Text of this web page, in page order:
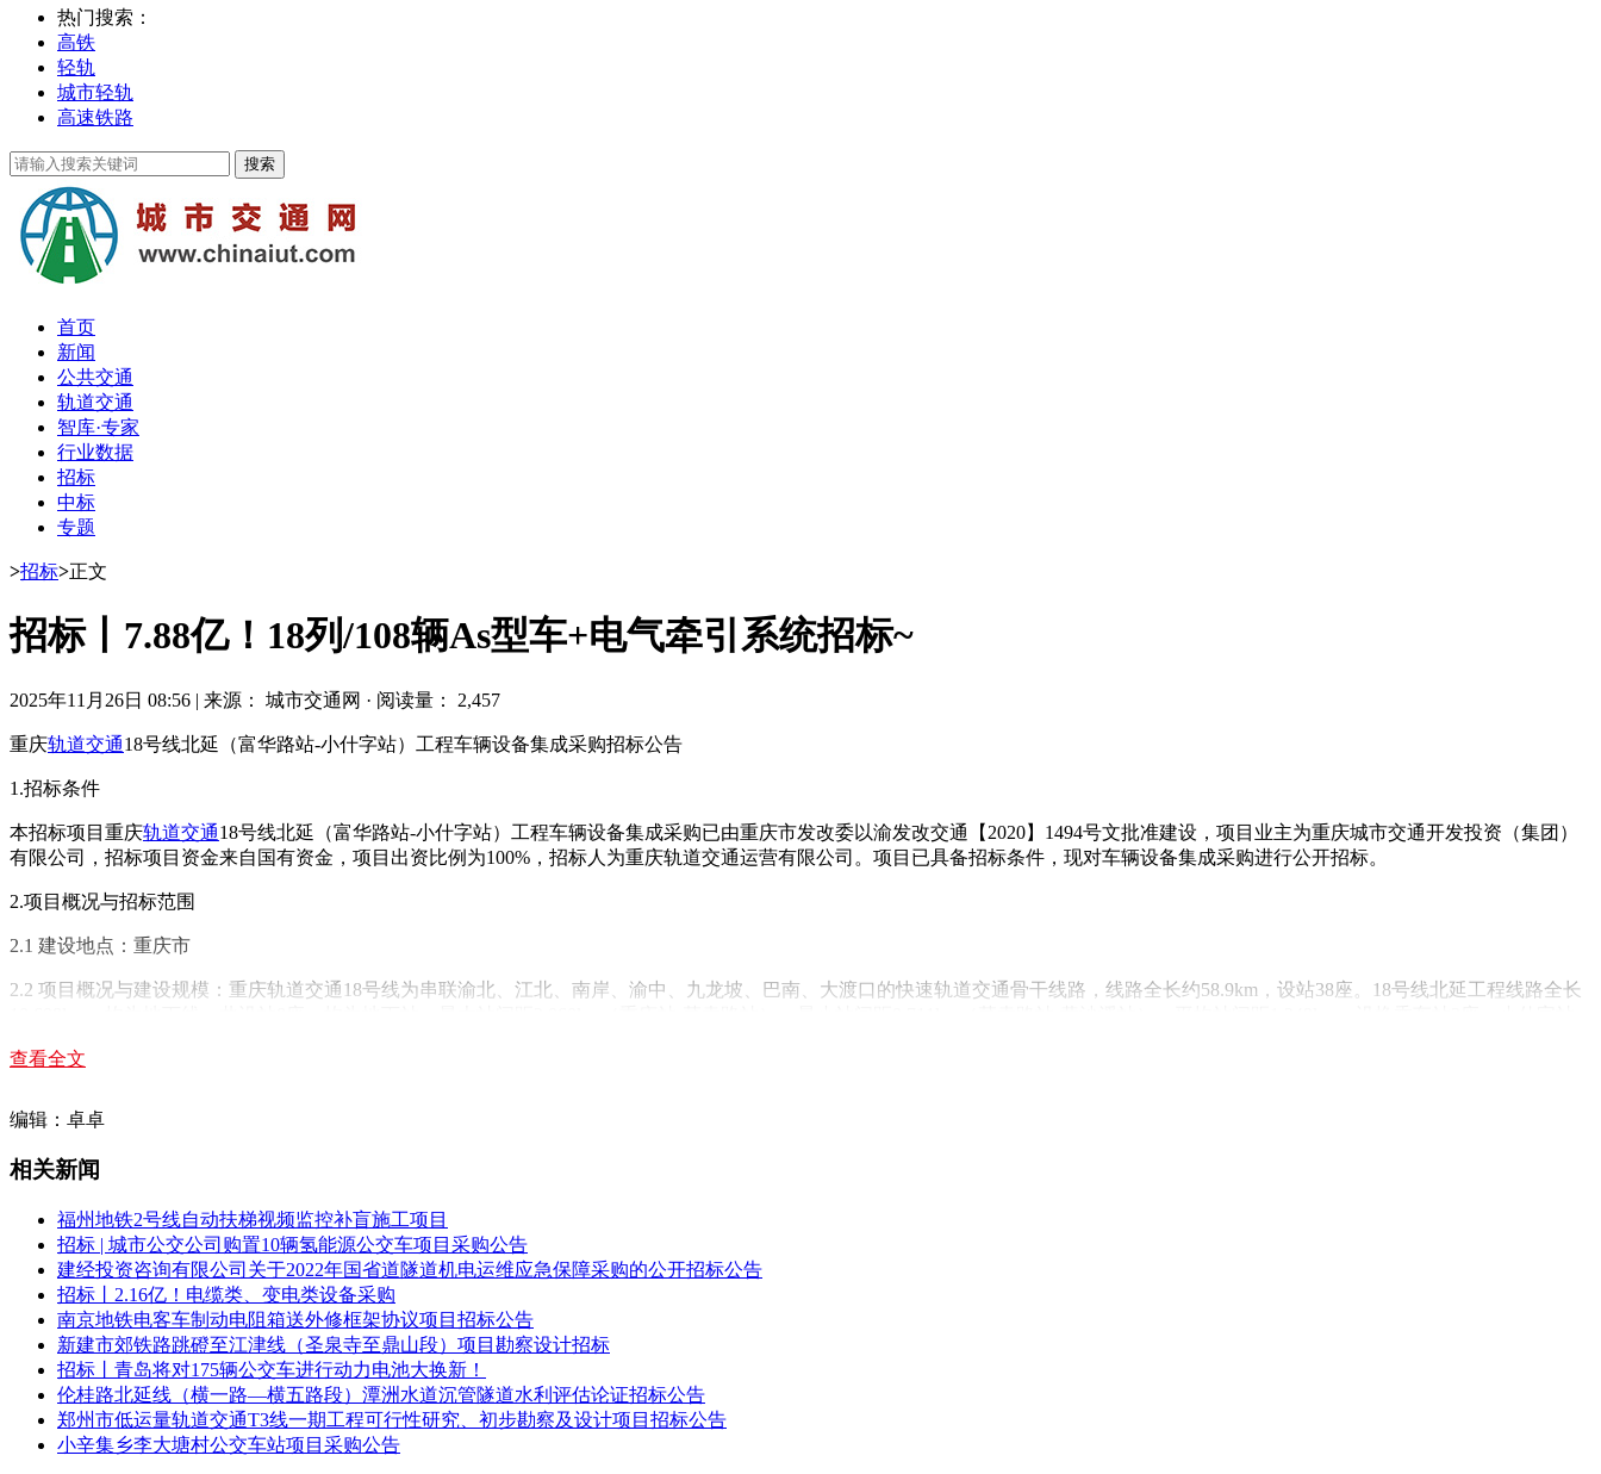
热门搜索：
高铁
轻轨
城市轻轨
高速铁路
首页
新闻
公共交通
轨道交通
智库·专家
行业数据
招标
中标
专题
>招标>正文
招标丨7.88亿！18列/108辆As型车+电气牵引系统招标~
2025年11月26日 08:56 | 来源： 城市交通网 · 阅读量： 2,457
重庆轨道交通18号线北延（富华路站-小什字站）工程车辆设备集成采购招标公告
1.招标条件
本招标项目重庆轨道交通18号线北延（富华路站-小什字站）工程车辆设备集成采购已由重庆市发改委以渝发改交通【2020】1494号文批准建设，项目业主为重庆城市交通开发投资（集团）
有限公司，招标项目资金来自国有资金，项目出资比例为100%，招标人为重庆轨道交通运营有限公司。项目已具备招标条件，现对车辆设备集成采购进行公开招标。
2.项目概况与招标范围
2.1 建设地点：重庆市
2.2 项目概况与建设规模：重庆轨道交通18号线为串联渝北、江北、南岸、渝中、九龙坡、巴南、大渡口的快速轨道交通骨干线路，线路全长约58.9km，设站38座。18号线北延工程线路全长
期工程金鳌寺车辆段增容停车列检28列位，周月检4列位。
本工程车辆制式采用
6:1）。
2.3 本次招标项目货物采购估算金额：项目估算总投资约99.66亿元，其中：车辆购置费7.8840亿元。
本次招标范围内18列6编组，共计108辆车辆设备集成及其伴随服务约6.3720亿元。
2.4 招标范围：本项目招标范围包含但不限于以下：重庆轨道交通18号线北延（富华路站-小什字站）工程地铁As型电动车组、部件、专用工具、试验设备、备品备件的供货及其伴随服务。
2.5 交货地点：招标人指定地点。
2.6 交货期：本项目首列车(按照招标人要求完成相关车辆试验)于2026年6月30日前运抵重庆交付招标人，首列车经型式试验合格后，再进行批量生产。列车发运时间间隔应均匀安排，不允许
突击发送。投标人应提前提交详细的列车交货时间表，供招标人确认。
标截止时间为2025-12-25 10:30
查看全文
编辑：卓卓
相关新闻
福州地铁2号线自动扶梯视频监控补盲施工项目
招标 | 城市公交公司购置10辆氢能源公交车项目采购公告
建经投资咨询有限公司关于2022年国省道隧道机电运维应急保障采购的公开招标公告
招标丨2.16亿！电缆类、变电类设备采购
南京地铁电客车制动电阻箱送外修框架协议项目招标公告
新建市郊铁路跳磴至江津线（圣泉寺至鼎山段）项目勘察设计招标
招标丨青岛将对175辆公交车进行动力电池大换新！
伦桂路北延线（横一路—横五路段）潭洲水道沉管隧道水利评估论证招标公告
郑州市低运量轨道交通T3线一期工程可行性研究、初步勘察及设计项目招标公告
小辛集乡李大塘村公交车站项目采购公告